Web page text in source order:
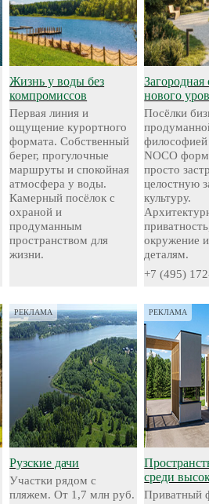
Жизнь у воды без
компромиссов
Первая линия и
ощущение курортного
формата. Собственный
берег, прогулочные
маршруты и спокойная
атмосфера у воды.
Камерный посёлок с
охраной и
продуманным
пространством для
жизни.
Загородная
нового
Посёлки
NOCO
просто
целостную
культуру.
окружение
деталям.
+7 (495)
РЕКЛАМА
Рузские дачи
Участки рядом с
пляжем. От 1,7 млн руб.
РЕКЛАМА
среди
Приватный